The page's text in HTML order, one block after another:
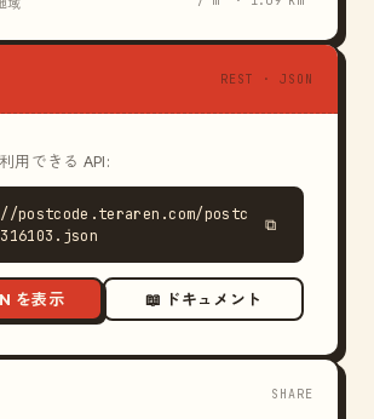
域
REST · JSON
用できる API:
postcode.teraren.com/postc
⧉
を表示 📖 ドキュメント
SHARE